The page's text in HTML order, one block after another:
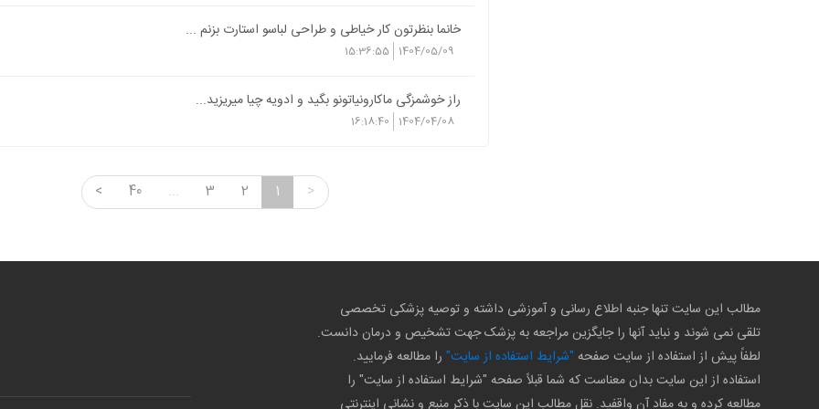
خانما بنظرتون کار خیاطی و طراحی لباسو استارت بزنم ...
1404/05/09
15:36:55
راز خوشمزگی ماکارونیاتونو بگید و ادویه چیا میریزید...
1404/04/08
16:18:40
>
1
2
3
...
40
<
مطالب این سایت تنها جنبه اطلاع رسانی و آموزشی داشته و توصیه پزشکی تخصصی
تلقی نمی شوند و نباید آنها را جایگزین مراجعه به پزشک جهت تشخیص و درمان دانست.
لطفاً پیش از استفاده از سایت صفحه "شرایط استفاده از سایت" را مطالعه فرمایید.
استفاده از این سایت بدان معناست که شما قبلاً صفحه "شرایط استفاده از سایت" را
مطالعه کرده و به مفاد آن واقفید. نقل مطالب این سایت با ذکر منبع و نشانی اینترنتی